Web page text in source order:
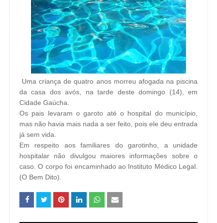
Uma criança de quatro anos morreu afogada na piscina
da casa dos avós, na tarde deste domingo (14), em
Cidade Gaúcha.
Os pais levaram o garoto até o hospital do município,
mas não havia mais nada a ser feito, pois ele deu entrada
já sem vida.
Em respeito aos familiares do garotinho, a unidade
hospitalar não divulgou maiores informações sobre o
caso. O corpo foi encaminhado ao Instituto Médico Legal.
(O Bem Dito).